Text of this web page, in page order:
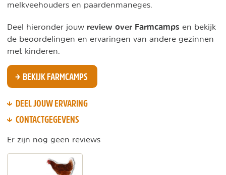
melkveehouders en paardenmaneges.
Deel hieronder jouw review over Farmcamps en bekijk
de beoordelingen en ervaringen van andere gezinnen
met kinderen.
BEKIJK FARMCAMPS
DEEL JOUW ERVARING
CONTACTGEGEVENS
Er zijn nog geen reviews